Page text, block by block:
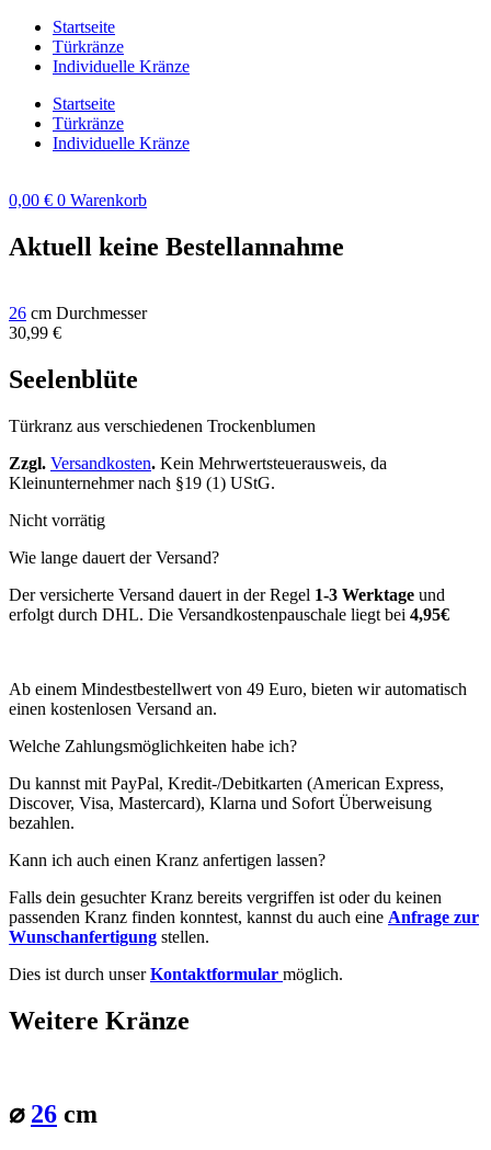
Zum
Inhalt
springen
Startseite
Türkränze
Individuelle Kränze
Startseite
Türkränze
Individuelle Kränze
0,00 € 0 Warenkorb
Aktuell keine Bestellannahme
26 cm Durchmesser
30,99 €
Seelenblüte
Türkranz aus verschiedenen Trockenblumen
Zzgl. Versandkosten. Kein Mehrwertsteuerausweis, da
Kleinunternehmer nach §19 (1) UStG.
Nicht vorrätig
Wie lange dauert der Versand?
Der versicherte Versand dauert in der Regel 1-3 Werktage und
erfolgt durch DHL. Die Versandkostenpauschale liegt bei 4,95€
Ab einem Mindestbestellwert von 49 Euro, bieten wir automatisch
einen kostenlosen Versand an.
Welche Zahlungsmöglichkeiten habe ich?
Du kannst mit PayPal, Kredit-/Debitkarten (American Express,
Discover, Visa, Mastercard), Klarna und Sofort Überweisung
bezahlen.
Kann ich auch einen Kranz anfertigen lassen?
Falls dein gesuchter Kranz bereits vergriffen ist oder du keinen
passenden Kranz finden konntest, kannst du auch eine Anfrage zur
Wunschanfertigung stellen.
Dies ist durch unserKontaktformular möglich.
Weitere Kränze
⌀ 26 cm